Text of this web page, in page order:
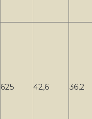
625 42,6 36,2